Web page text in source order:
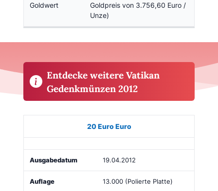
Goldwert
Goldpreis von 3.756,60 Euro /
Unze)
Entdecke weitere Vatikan
Gedenkmünzen 2012
Ausgabe Auflage
20 Euro Euro
19.04.2012
13.000 (Polierte Platte)